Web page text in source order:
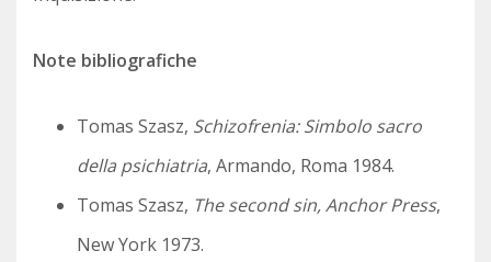
Note bibliografiche
Tomas Szasz, Schizofrenia: Simbolo sacro
della psichiatria, Armando, Roma 1984.
Tomas Szasz, The second sin, Anchor Press,
New York 1973.